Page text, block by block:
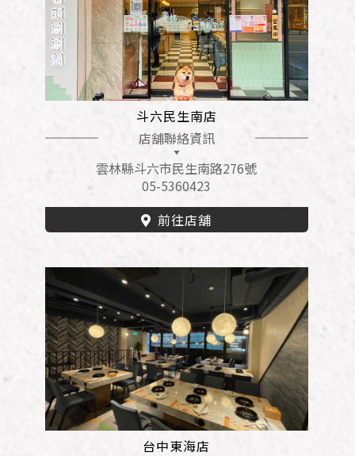
斗六民生南店
店舖聯絡資訊
雲林縣斗六市民生南路276號
05-5360423
前往店舖
台中東海店